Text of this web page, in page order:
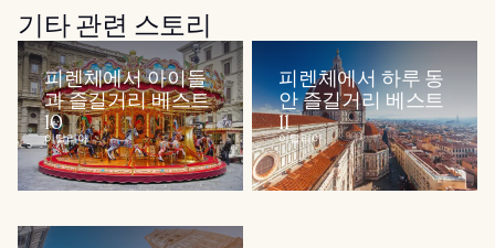
기타 관련 스토리
피렌체에서 아이들
과 즐길거리 베스트
10
이탈리아
피렌체에서 하루 동
안 즐길거리 베스트
11
이탈리아